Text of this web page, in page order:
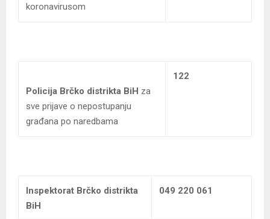
koronavirusom
Policija Brčko distrikta BiH za
sve prijave o nepostupanju
građana po naredbama
122
Inspektorat Brčko distrikta
BiH
049 220 061